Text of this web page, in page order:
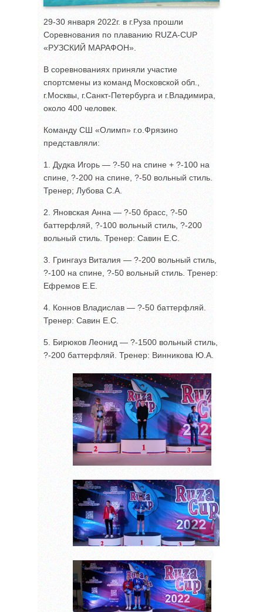
29-30 января 2022г. в г.Руза прошли
Соревнования по плаванию RUZA-CUP
«РУЗСКИЙ МАРАФОН».
В соревнованиях приняли участие
спортсмены из команд Московской обл.,
г.Москвы, г.Санкт-Петербурга и г.Владимира,
около 400 человек.
Команду СШ «Олимп» г.о.Фрязино
представляли:
1. Дудка Игорь — ?-50 на спине + ?-100 на
спине, ?-200 на спине, ?-50 вольный стиль.
Тренер; Лубова С.А.
2. Яновская Анна — ?-50 брасс, ?-50
баттерфляй, ?-100 вольный стиль, ?-200
вольный стиль. Тренер: Савин Е.С.
3. Грингауз Виталия — ?-200 вольный стиль,
?-100 на спине, ?-50 вольный стиль. Тренер:
Ефремов Е.Е.
4. Коннов Владислав — ?-50 баттерфляй.
Тренер: Савин Е.С.
5. Бирюков Леонид — ?-1500 вольный стиль,
?-200 баттерфляй. Тренер: Винникова Ю.А.